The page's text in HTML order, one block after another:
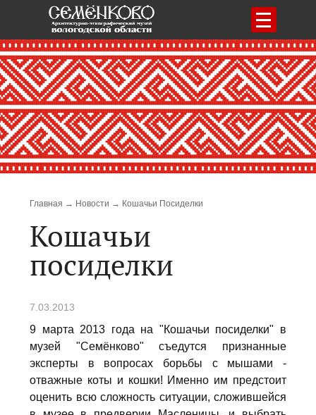
Меню
Строка навигации
Главная Новости Кошачьи Посиделки
Кошачьи
посиделки
7.03.2013
9 марта 2013 года на "Кошачьи посиделки" в
музей "Семёнково" съедутся признанные
эксперты в вопросах борьбы с мышами -
отважные коты и кошки! Именно им предстоит
оценить всю сложность ситуации, сложившейся